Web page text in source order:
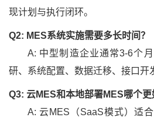
现计划与执行闭环。
Q2: MES系统实施需要多长时间？
A: 中型制造企业通常3-6个
研、系统配置、数据迁移、接口开
Q3: 云MES和本地部署MES哪个更
A: 云MES（SaaS模式）适